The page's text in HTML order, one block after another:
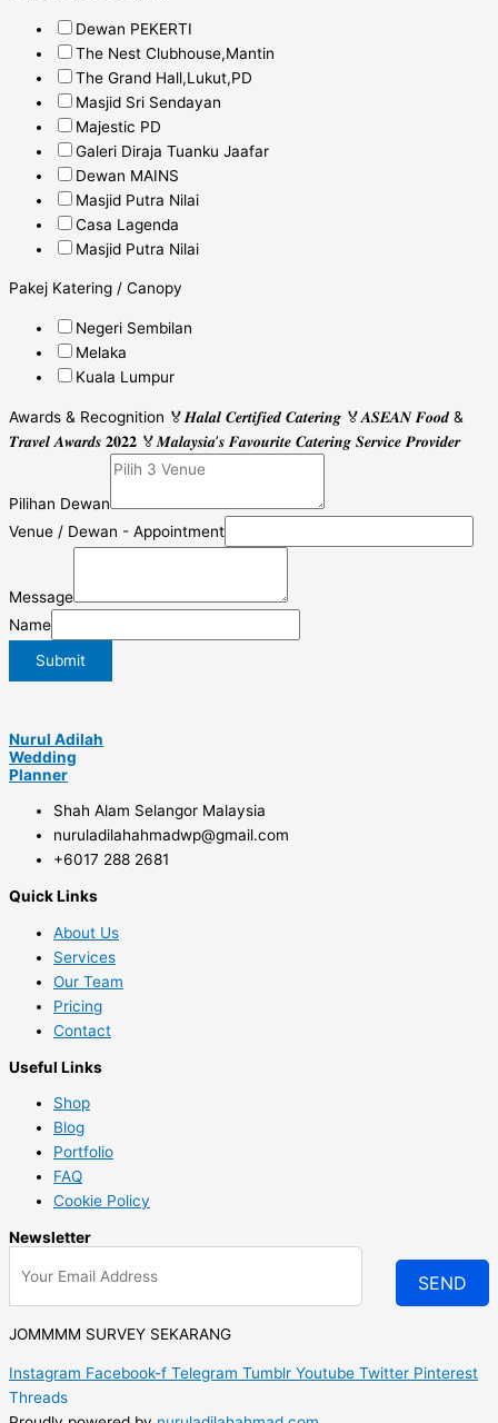
Dewan PEKERTI
The Nest Clubhouse,Mantin
The Grand Hall,Lukut,PD
Masjid Sri Sendayan
Majestic PD
Galeri Diraja Tuanku Jaafar
Dewan MAINS
Masjid Putra Nilai
Casa Lagenda
Masjid Putra Nilai
Pakej Katering / Canopy
Negeri Sembilan
Melaka
Kuala Lumpur
Awards & Recognition 🏅𝑯𝒂𝒍𝒂𝒍 𝑪𝒆𝒓𝒕𝒊𝒇𝒊𝒆𝒅 𝑪𝒂𝒕𝒆𝒓𝒊𝒏𝒈 🏅𝑨𝑺𝑬𝑨𝑵 𝑭𝒐𝒐𝒅 &
𝑻𝒓𝒂𝒗𝒆𝒍 𝑨𝒘𝒂𝒓𝒅𝒔 𝟐𝟎𝟐𝟐 🏅𝑴𝒂𝒍𝒂𝒚𝒔𝒊𝒂’𝒔 𝑭𝒂𝒗𝒐𝒖𝒓𝒊𝒕𝒆 𝑪𝒂𝒕𝒆𝒓𝒊𝒏𝒈 𝑺𝒆𝒓𝒗𝒊𝒄𝒆 𝑷𝒓𝒐𝒗𝒊𝒅𝒆𝒓
Pilihan Dewan
Venue / Dewan - Appointment
Message
Name
Submit
Nurul Adilah
Wedding
Planner
Shah Alam Selangor Malaysia
nuruladilahahmadwp@gmail.com
+6017 288 2681
Quick Links
About Us
Services
Our Team
Pricing
Contact
Useful Links
Shop
Blog
Portfolio
FAQ
Cookie Policy
Newsletter
SEND
JOMMMM SURVEY SEKARANG
Instagram Facebook-f Telegram Tumblr Youtube Twitter Pinterest
Threads